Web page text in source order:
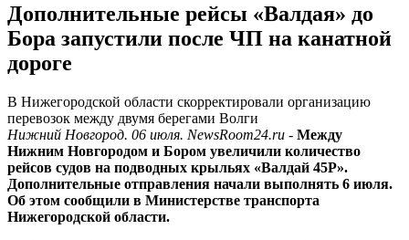
Дополнительные рейсы «Валдая» до
Бора запустили после ЧП на канатной
дороге
В Нижегородской области скорректировали организацию
перевозок между двумя берегами Волги
Нижний Новгород. 06 июля. NewsRoom24.ru - Между
Нижним Новгородом и Бором увеличили количество
рейсов судов на подводных крыльях «Валдай 45Р».
Дополнительные отправления начали выполнять 6 июля.
Об этом сообщили в Министерстве транспорта
Нижегородской области.